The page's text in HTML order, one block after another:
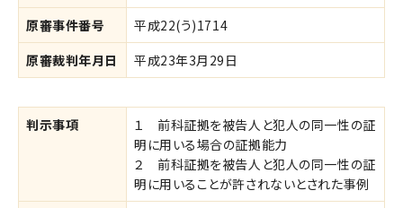
原審事件番号
平成22(う)1714
原審裁判年月日
平成23年3月29日
判示事項
１ 前科証拠を被告人と犯人の同一性の証
明に用いる場合の証拠能力
２ 前科証拠を被告人と犯人の同一性の証
明に用いることが許されないとされた事例